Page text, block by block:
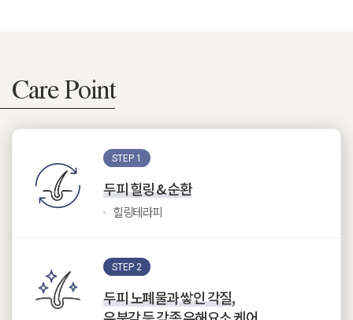
Care Point
STEP 1
두피 힐링 & 순환
힐링테라피
STEP 2
두피 노폐물과 쌓인 각질,